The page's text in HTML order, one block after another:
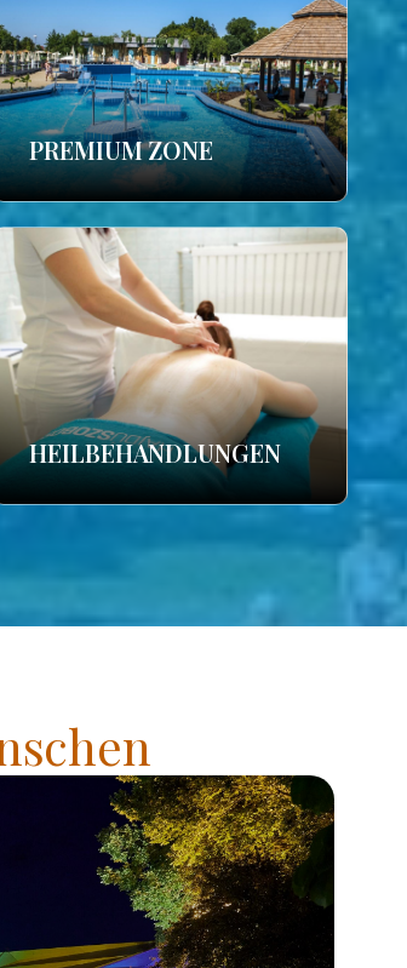
PREMIUM ZONE
HEILBEHANDLUNGEN